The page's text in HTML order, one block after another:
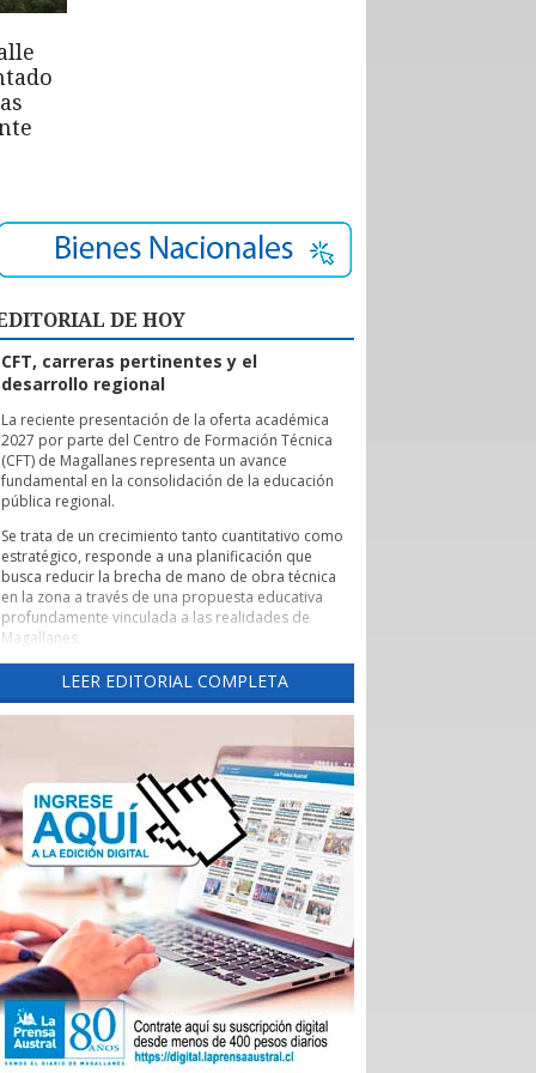
DE HOY
CFT, carreras pertinentes y el
desarrollo regional
La reciente presentación de la oferta académica
2027 por parte del Centro de Formación Técnica
(CFT) de Magallanes representa un avance
fundamental en la consolidación de la educación
pública regional.
Se trata de un crecimiento tanto cuantitativo como
estratégico, responde a una planificación que
busca reducir la brecha de mano de obra técnica
en la zona a través de una propuesta educativa
profundamente vinculada a las realidades de
Magallanes.
Evaluación de pertinencia y conexión con el sector
productivo forman parte de uno de los pilares de
esta nueva etapa. Según lo explicado por la
necesidades reales de los sectores productivos y
de servicios de la región, asegurando que los
egresados cuenten con una inserción laboral
efectiva y que la formación no derive en una
saturación del mercado, sino en una respuesta a
demandas insatisfechas. Carreras como
Instrumentación y Control de Procesos Industriales
y Logística con mención en Operaciones
Portuarias, que se impartirán tanto en la capital
regional como en Puerto Natales, son ejemplos
claros de formación técnica orientada a los
desafíos productivos actuales.
También cabe destacar la expansión territorial,
con las nuevas sedes en Punta Arenas y Puerto
Natales.
LEER EDITORIAL COMPLETA